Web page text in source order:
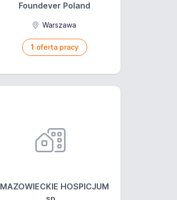
Foundever Poland
Warszawa
1 oferta pracy
MAZOWIECKIE HOSPICJUM